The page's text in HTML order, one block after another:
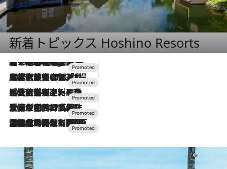
新着トピックス Hoshino Resorts
3 Hours Ago
【トンボの足水浴】ヒノキの香りに包まれて涼感マックス！約13℃の湧水かけ流しを避暑地「星野温泉 トンボの湯」で体験
2026.7.31
【ホテル帰省】という選択肢をOMOが提案。家族とほどよい距離を保つには「昼は実家、夜は気兼ねなくホテルで！」
2026.7.24
【夏限定ディナーコース】旬を迎える稚鮎や花ズッキーニなどをイタリア・トスカーナの郷土料理の手法で満喫！
2026.7.17
「土佐和ハーブかき氷」がOMO7高知に登場！生姜、山椒、大葉など目にも舌にも涼を呼ぶ郷土の味
2026.7.10
NEW OPEN！【界 草津】名湯の地に誕生。趣の異なる2種の温泉と上州ならではの会席・蕎麦割烹など美食を味わう究極の癒やし旅